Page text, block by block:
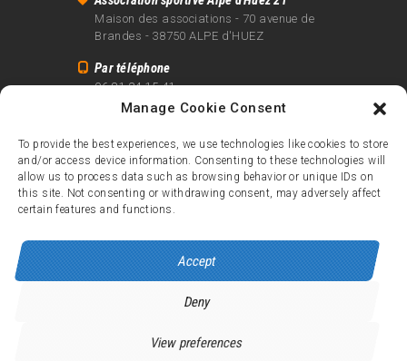
Manage Cookie Consent
To provide the best experiences, we use technologies like cookies to store
and/or access device information. Consenting to these technologies will
allow us to process data such as browsing behavior or unique IDs on
this site. Not consenting or withdrawing consent, may adversely affect
certain features and functions.
Accept
Deny
View preferences
Maison des associations - 70 avenue de
Brandes - 38750 ALPE d'HUEZ
Par téléphone
06 81 24 15 41
info@alpe21.fr
Mentions légales
Contact
crédits